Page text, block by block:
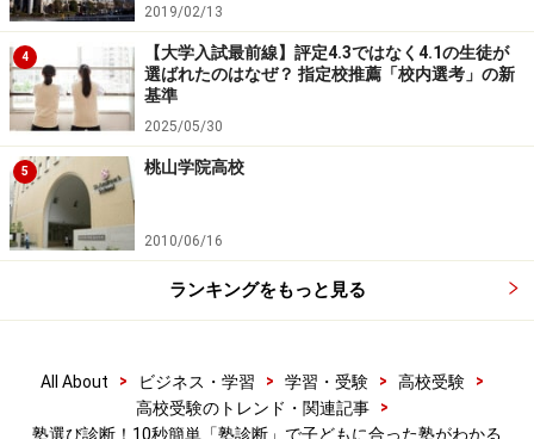
2019/02/13
4
【大学入試最前線】評定4.3ではなく4.1の生徒が
選ばれたのはなぜ？ 指定校推薦「校内選考」の新
基準
2025/05/30
5 桃山学院高校
2010/06/16
ランキングをもっと見る
All About > ビジネス・学習 > 学習・受験 > 高校受験
>
高校受験のトレンド・関連記事
>
塾選び診断！10秒簡単「塾診断」で子どもに合った塾がわかる